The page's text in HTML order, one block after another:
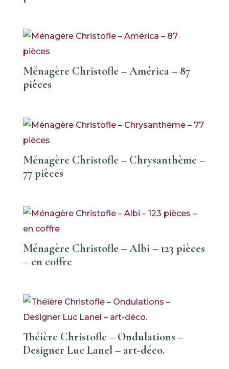
Ménagère Christofle – América – 87
pièces
Ménagère Christofle – Chrysanthème –
77 pièces
Ménagère Christofle – Albi – 123 pièces
– en coffre
Théière Christofle – Ondulations –
Designer Luc Lanel – art-déco.